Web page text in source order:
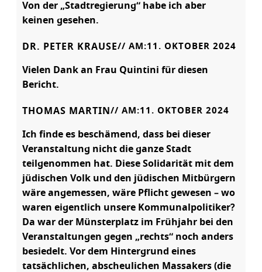
Von der „Stadtregierung“ habe ich aber
keinen gesehen.
DR. PETER KRAUSE// AM:11. OKTOBER 2024
Vielen Dank an Frau Quintini für diesen
Bericht.
THOMAS MARTIN // AM:11. OKTOBER 2024
Ich finde es beschämend, dass bei dieser
Veranstaltung nicht die ganze Stadt
teilgenommen hat. Diese Solidarität mit dem
jüdischen Volk und den jüdischen Mitbürgern
wäre angemessen, wäre Pflicht gewesen – wo
waren eigentlich unsere Kommunalpolitiker?
Da war der Münsterplatz im Frühjahr bei den
Veranstaltungen gegen „rechts“ noch anders
besiedelt. Vor dem Hintergrund eines
tatsächlichen, abscheulichen Massakers (die